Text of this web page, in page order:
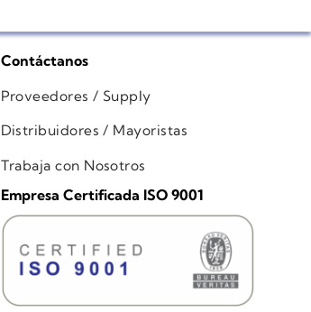
Contáctanos
Proveedores / Supply
Distribuidores / Mayoristas
Trabaja con Nosotros
Empresa Certificada ISO 9001